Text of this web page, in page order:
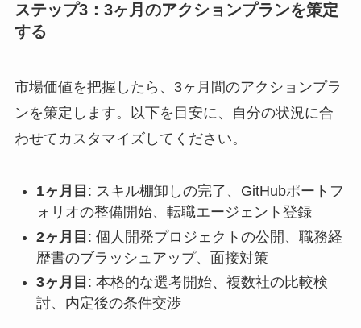
ステップ3：3ヶ月のアクションプランを策定
する
市場価値を把握したら、3ヶ月間のアクションプラ
ンを策定します。以下を目安に、自分の状況に合
わせてカスタマイズしてください。
1ヶ月目 : スキル棚卸しの完了、GitHubポートフ
ォリオの整備開始、転職エージェント登録
2ヶ月目 : 個人開発プロジェクトの公開、職務経
歴書のブラッシュアップ、面接対策
3ヶ月目 : 本格的な選考開始、複数社の比較検
討、内定後の条件交渉